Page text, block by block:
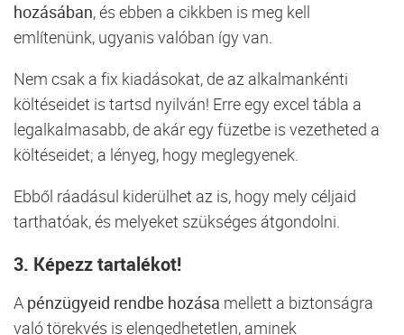
hozásában, és ebben a cikkben is meg kell
említenünk, ugyanis valóban így van.
Nem csak a fix kiadásokat, de az alkalmankénti
költéseidet is tartsd nyilván! Erre egy excel tábla a
legalkalmasabb, de akár egy füzetbe is vezetheted a
költéseidet; a lényeg, hogy meglegyenek.
Ebből ráadásul kiderülhet az is, hogy mely céljaid
tarthatóak, és melyeket szükséges átgondolni.
3. Képezz tartalékot!
A pénzügyeid rendbe hozása mellett a biztonságra
való törekvés is elengedhetetlen, aminek